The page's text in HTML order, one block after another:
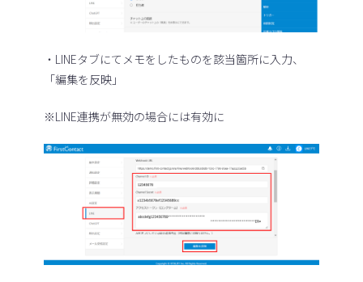
・LINEタブにてメモをしたものを該当箇所に入力、
「編集を反映」
※LINE連携が無効の場合には有効に